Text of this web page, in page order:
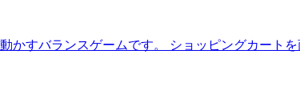
かすバランスゲームです。 ショッピングカート